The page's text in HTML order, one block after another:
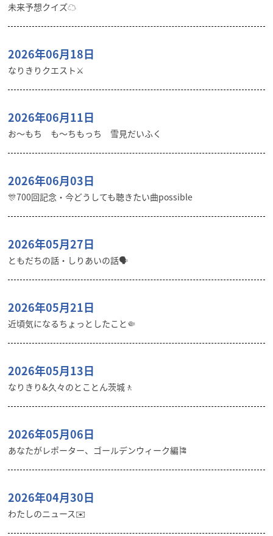
未来予想クイズ☁︎
2026年06月18日
なりきりクエスト⚔️
2026年06月11日
お〜もち も〜ちもっち 雪見だいふく
2026年06月03日
🎊700回記念・今どうしても聴きたい曲possible
2026年05月27日
ともだちの話・しりあいの話🗣️
2026年05月21日
近頃気になるちょっとしたこと🤏
2026年05月13日
なりきり&久々のとことん茨城🚶
2026年05月06日
あなたがレポーター、ゴールデンウィーク編🎏
2026年04月30日
わたしのニュース✉️